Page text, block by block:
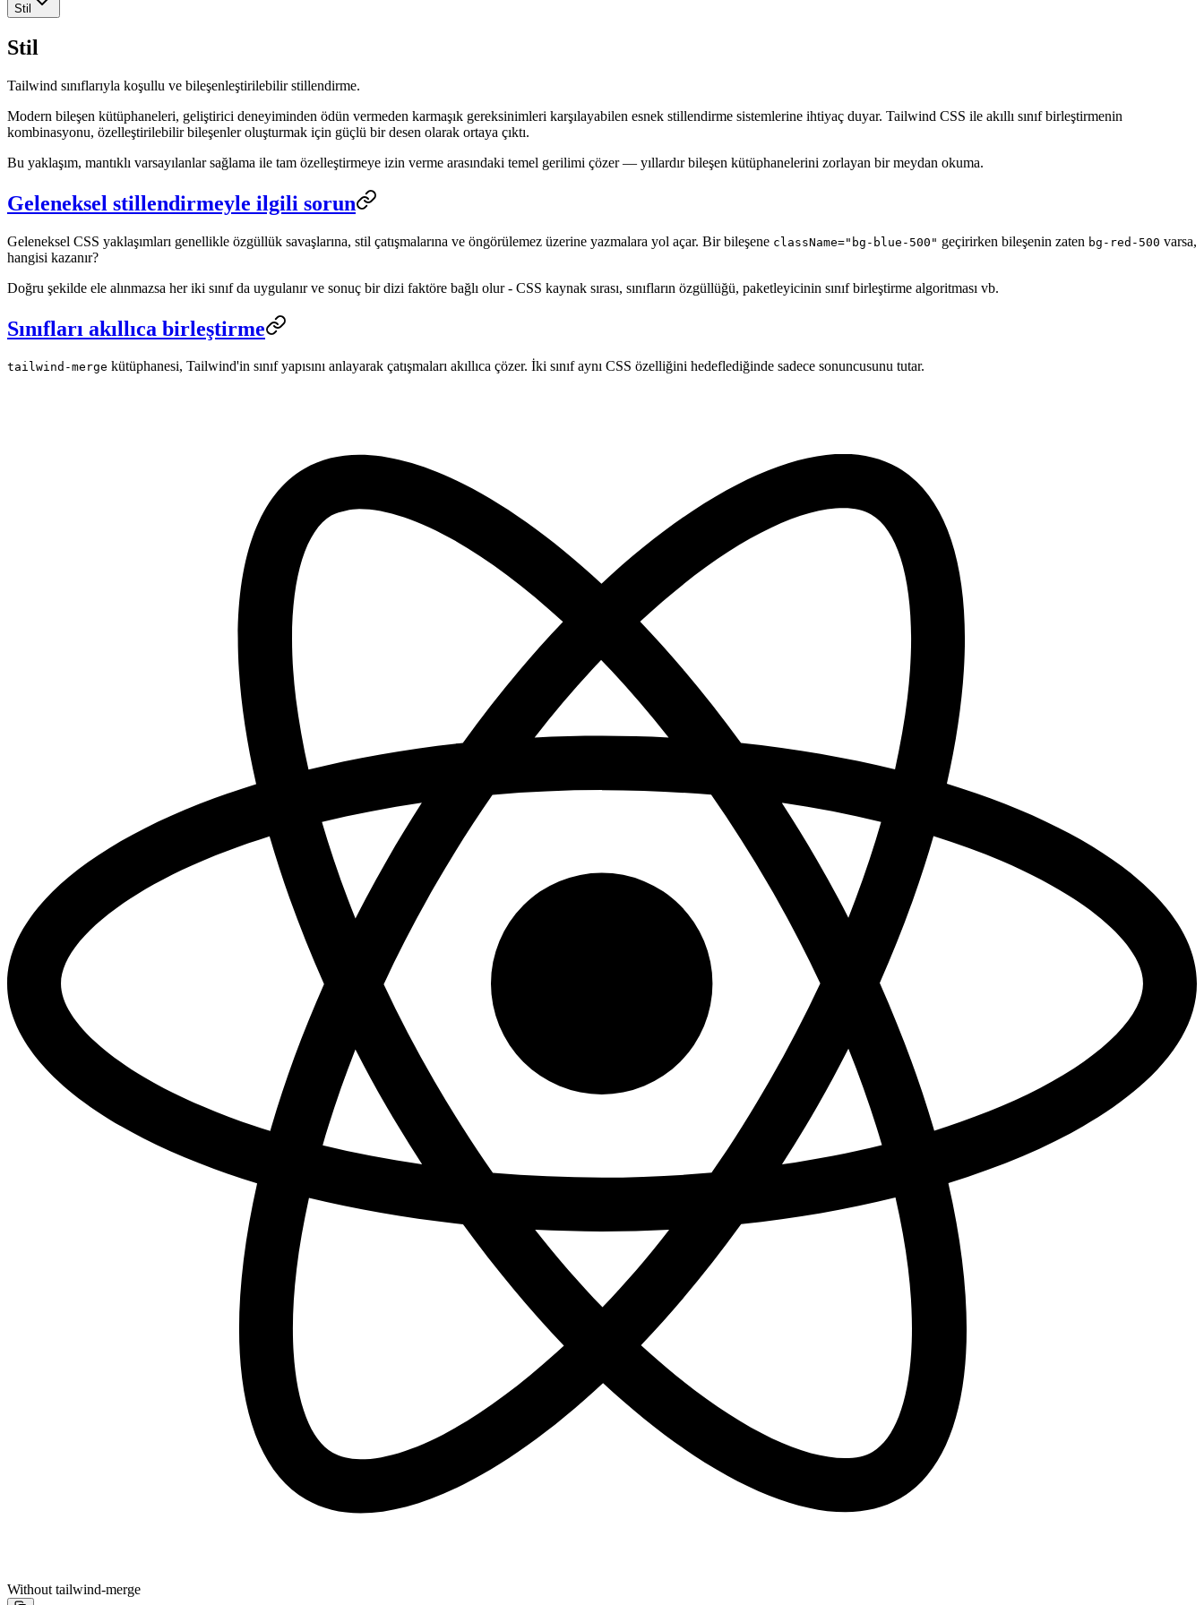
Stil
Stil
Tailwind sınıflarıyla koşullu ve bileşenleştirilebilir stillendirme.
Modern bileşen kütüphaneleri, geliştirici deneyiminden ödün vermeden karmaşık gereksinimleri karşılayabilen esnek stillendirme sistemlerine ihtiyaç duyar. Tailwind CSS ile akıllı sınıf birleştirmenin
kombinasyonu, özelleştirilebilir bileşenler oluşturmak için güçlü bir desen olarak ortaya çıktı.
Bu yaklaşım, mantıklı varsayılanlar sağlama ile tam özelleştirmeye izin verme arasındaki temel gerilimi çözer — yıllardır bileşen kütüphanelerini zorlayan bir meydan okuma.
Geleneksel stillendirmeyle ilgili sorun
Geleneksel CSS yaklaşımları genellikle özgüllük savaşlarına, stil çatışmalarına ve öngörülemez üzerine yazmalara yol açar. Bir bileşene className="bg-blue-500" geçirirken bileşenin zaten bg-red-500 varsa,
hangisi kazanır?
Doğru şekilde ele alınmazsa her iki sınıf da uygulanır ve sonuç bir dizi faktöre bağlı olur - CSS kaynak sırası, sınıfların özgüllüğü, paketleyicinin sınıf birleştirme algoritması vb.
Sınıfları akıllıca birleştirme
tailwind-merge kütüphanesi, Tailwind'in sınıf yapısını anlayarak çatışmaları akıllıca çözer. İki sınıf aynı CSS özelliğini hedeflediğinde sadece sonuncusunu tutar.
Without tailwind-merge